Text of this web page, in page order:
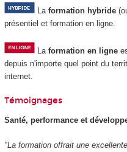
La formation hybride
présentiel et formation en ligne.
La formation en ligne
depuis n'importe quel point du
internet.
Témoignages
Santé, performance et
"La formation offrait une